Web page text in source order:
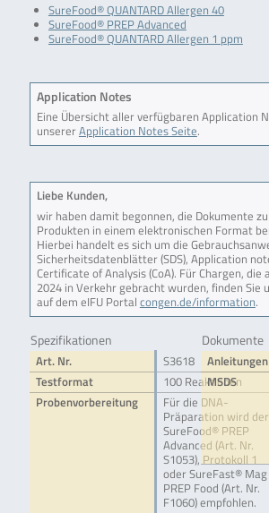
SureFood® QUANTARD Allergen 40
SureFood® PREP Advanced
SureFood® QUANTARD Allergen 1 ppm
Application Notes
Eine Übersicht aller verfügbaren Application
unsererApplication Notes Seite.
Liebe Kunden,
wir haben damit begonnen, die Dokumente
Produkten in einem elektronischen Format
Hierbei handelt es sich um die
Sicherheitsdatenblätter (SDS), Application
Certificate of Analysis (CoA). Für Chargen, die
2024 in Verkehr gebracht wurden, finden Sie
auf dem eIFU Portal congen.de/information.
Spezifikationen
Art. Nr.
S3618
Testformat
100 Reaktionen
Probenvorbereitung
Für die DNA-
Präparation wird der
SureFood® PREP
Advanced (Art. Nr.
S1053), Protokoll 1
oder SureFast® Mag
PREP Food (Art. Nr.
F1060) empfohlen.
Dokumente
Anleitungen
MSDS